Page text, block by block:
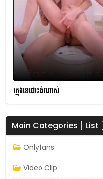
ក្មេងទេដោះធំណាស់
Main Categories [ List ]
Onlyfans
Video Clip